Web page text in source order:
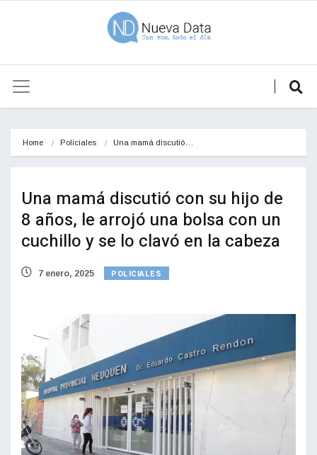
Home Policiales Una mamá discutió…
Una mamá discutió con su hijo de
8 años, le arrojó una bolsa con un
cuchillo y se lo clavó en la cabeza
7 enero, 2025 POLICIALES